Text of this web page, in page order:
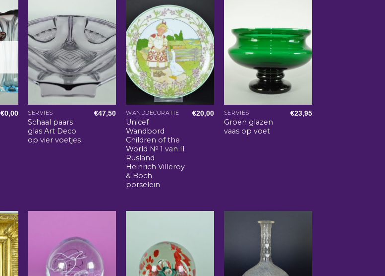
€0,00 SERVIES
Schaal paars
glas Art Deco
op vier voetjes
€47,50 WANDDECORATIE
Unicef
Wandbord
Children of the
World № 1 van II
Rusland
Heinrich Villeroy
& Boch
porselein
€20,00 SERVIES
Groen glazen
vaas op voet
€23,95